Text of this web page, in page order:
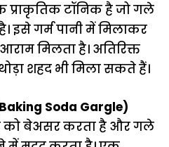
प्राकृतिक टॉनिक है जो गले
इसे गर्म पानी में मिलाकर
मिलता है। अतिरिक्त
शहद भी मिला सकते हैं।
Soda Gargle)
को बेअसर करता है और गले